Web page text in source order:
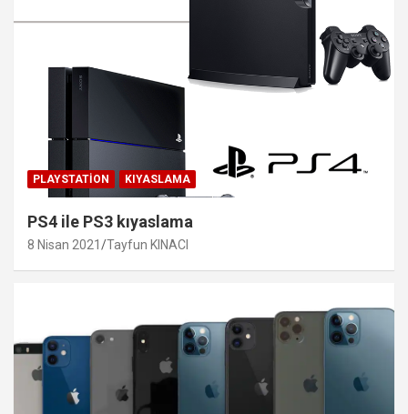
PLAYSTATION KIYASLAMA
PS4 ile PS3 kıyaslama
8 Nisan 2021 Tayfun KINACI